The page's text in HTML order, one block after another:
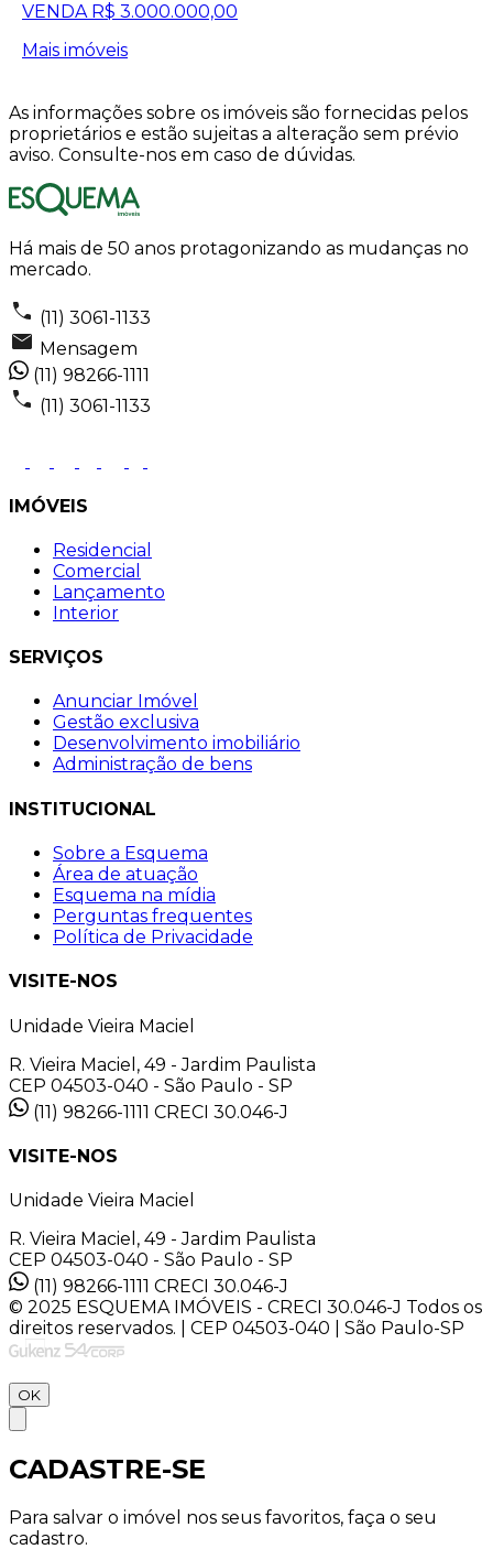
VENDA R$ 3.000.000,00
Mais imóveis
As informações sobre os imóveis são fornecidas pelos
proprietários e estão sujeitas a alteração sem prévio
aviso. Consulte-nos em caso de dúvidas.
Há mais de 50 anos protagonizando as mudanças no
mercado.
(11) 3061-1133
Mensagem
(11) 98266-1111
(11) 3061-1133
IMÓVEIS
Residencial
Comercial
Lançamento
Interior
SERVIÇOS
Anunciar Imóvel
Gestão exclusiva
Desenvolvimento imobiliário
Administração de bens
INSTITUCIONAL
Sobre a Esquema
Área de atuação
Esquema na mídia
Perguntas frequentes
Política de Privacidade
VISITE-NOS
Unidade Vieira Maciel
R. Vieira Maciel, 49 - Jardim Paulista
CEP 04503-040 - São Paulo - SP
(11) 98266-1111 CRECI 30.046-J
VISITE-NOS
Unidade Vieira Maciel
R. Vieira Maciel, 49 - Jardim Paulista
CEP 04503-040 - São Paulo - SP
(11) 98266-1111 CRECI 30.046-J
© 2025 ESQUEMA IMÓVEIS - CRECI 30.046-J Todos os
direitos reservados. | CEP 04503-040 | São Paulo-SP
OK
CADASTRE-SE
Para salvar o imóvel nos seus favoritos, faça o seu
cadastro.